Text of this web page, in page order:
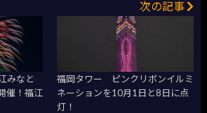
みなと
催！福江
次の記事
福岡タワー ピンクリボンイルミ
ネーションを10月1日と8日に点
灯！